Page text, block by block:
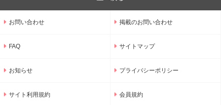
お問い合わせ 掲載のお問い合わせ
FAQ サイトマップ
お知らせ プライバシーポリシー
サイト利用規約 会員規約